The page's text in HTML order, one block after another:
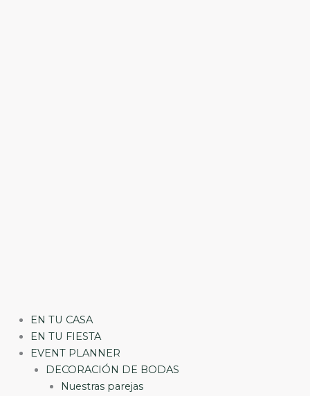
EN TU CASA
EN TU FIESTA
EVENT PLANNER
DECORACIÓN DE BODAS
Nuestras parejas